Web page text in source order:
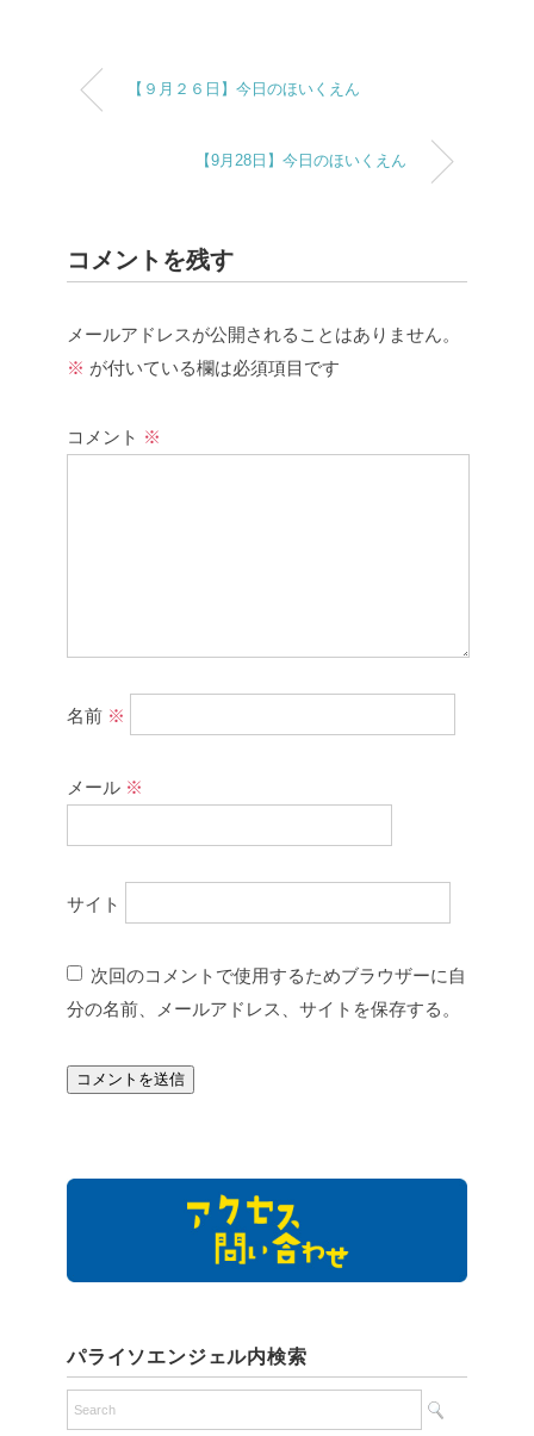
【９月２６日】今日のほいくえん
【9月28日】今日のほいくえん
コメントを残す
メールアドレスが公開されることはありません。
※ が付いている欄は必須項目です
コメント ※
名前 ※
メール ※
サイト
次回のコメントで使用するためブラウザーに自
分の名前、メールアドレス、サイトを保存する。
パライソエンジェル内検索